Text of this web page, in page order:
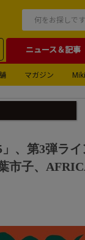
ニュース＆記事
マガジン
、第3弾ラ
市子、